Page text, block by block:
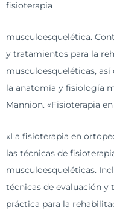
fisioterapia
musculoesquelética.
y tratamientos para la
musculoesqueléticas,
la anatomía y fisiología
Mannion. «Fisioterapia
«La fisioterapia en
las técnicas de
musculoesqueléticas.
técnicas de evaluación y
práctica para la